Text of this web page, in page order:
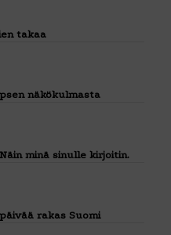
takaa
näkökulmasta
minä sinulle kirjoitin.
rakas Suomi